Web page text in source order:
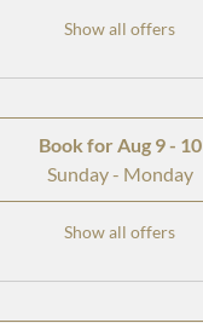
Show all offers
Book for Aug 9 - 10
Sunday - Monday
Show all offers